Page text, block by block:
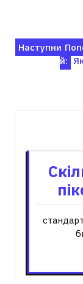
записів
Наступни
й: